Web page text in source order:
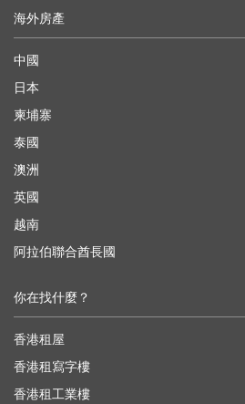
海外房產
中國
日本
柬埔寨
泰國
澳洲
英國
越南
阿拉伯聯合酋長國
你在找什麼？
香港租屋
香港租寫字樓
香港租工業樓